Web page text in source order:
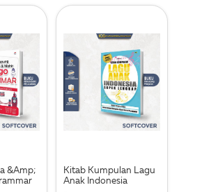
&Amp;
Kitab Kumpulan Lagu
Anak Indonesia